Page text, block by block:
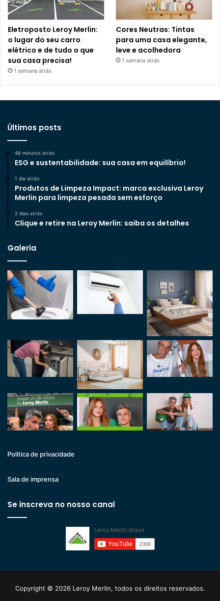
Eletroposto Leroy Merlin:
o lugar do seu carro
elétrico e de tudo o que
sua casa precisa!
1 semana atrás
Cores Neutras: Tintas
para uma casa elegante,
leve e acolhedora
1 semana atrás
Últimos posts
48 minutos atrás
ESG e sustentabilidade: sua casa em equilíbrio!
1 dia atrás
Produtos de Limpeza Impact: marca exclusiva Leroy
Merlin para limpeza pesada sem esforço
2 dias atrás
Clique e retire na Leroy Merlin: saiba os detalhes
Galeria
Politica de privacidade
Sala de imprensa
Se inscreva no nosso canal
Copyright © 2026 Leroy Merlin, todos os direitos reservados.